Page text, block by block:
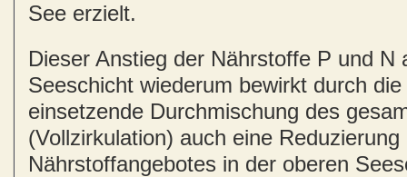
See erzielt.
Dieser Anstieg der Nährstoffe P und N
Seeschicht wiederum bewirkt durch
einsetzende Durchmischung des
(Vollzirkulation) auch eine Reduzierung
Nährstoffangebotes in der oberen